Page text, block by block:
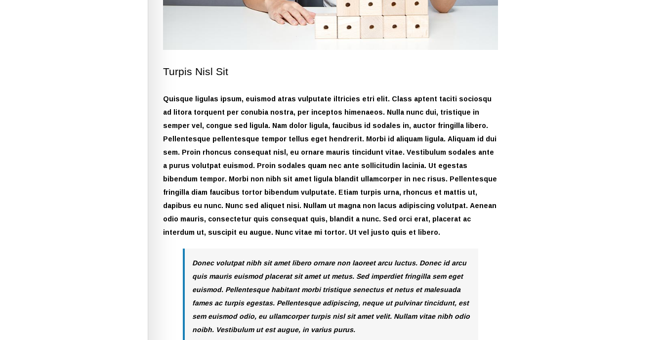
Turpis Nisl Sit
Quisque ligulas ipsum, euismod atras vulputate iltricies etri elit. Class aptent taciti sociosqu
ad litora torquent per conubia nostra, per inceptos himenaeos. Nulla nunc dui, tristique in
semper vel, congue sed ligula. Nam dolor ligula, faucibus id sodales in, auctor fringilla libero.
Pellentesque pellentesque tempor tellus eget hendrerit. Morbi id aliquam ligula. Aliquam id dui
sem. Proin rhoncus consequat nisl, eu ornare mauris tincidunt vitae. Vestibulum sodales ante
a purus volutpat euismod. Proin sodales quam nec ante sollicitudin lacinia. Ut egestas
bibendum tempor. Morbi non nibh sit amet ligula blandit ullamcorper in nec risus. Pellentesque
fringilla diam faucibus tortor bibendum vulputate. Etiam turpis urna, rhoncus et mattis ut,
dapibus eu nunc. Nunc sed aliquet nisi. Nullam ut magna non lacus adipiscing volutpat. Aenean
odio mauris, consectetur quis consequat quis, blandit a nunc. Sed orci erat, placerat ac
interdum ut, suscipit eu augue. Nunc vitae mi tortor. Ut vel justo quis et libero.
Donec volutpat nibh sit amet libero ornare non laoreet arcu luctus. Donec id arcu
quis mauris euismod placerat sit amet ut metus. Sed imperdiet fringilla sem eget
euismod. Pellentesque habitant morbi tristique senectus et netus et malesuada
fames ac turpis egestas. Pellentesque adipiscing, neque ut pulvinar tincidunt, est
sem euismod odio, eu ullamcorper turpis nisl sit amet velit. Nullam vitae nibh odio
noibh. Vestibulum ut est augue, in varius purus.